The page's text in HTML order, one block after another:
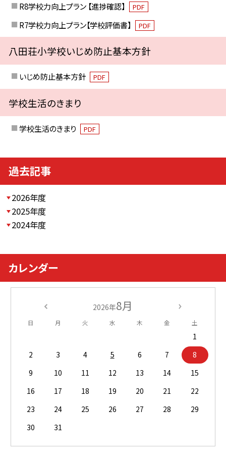
R8学校力向上プラン 【進捗確認】 PDF
R7学校力向上プラン【学校評価書】 PDF
八田荘小学校いじめ防止基本方針
いじめ防止基本方針 PDF
学校生活のきまり
学校生活のきまり PDF
過去記事
2026年度
2025年度
2024年度
カレンダー
2026年8月
日 月 火 水 木 金 土
1
2
3 4 5 6 7
8
9
10 11 12 13 14
15
16
17 18 19 20 21
22
23
24 25 26 27 28
29
30
31